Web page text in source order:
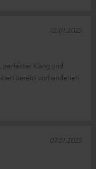
perfekter Klang und
bereits vorhandenen
12.01.2025
07.01.2025